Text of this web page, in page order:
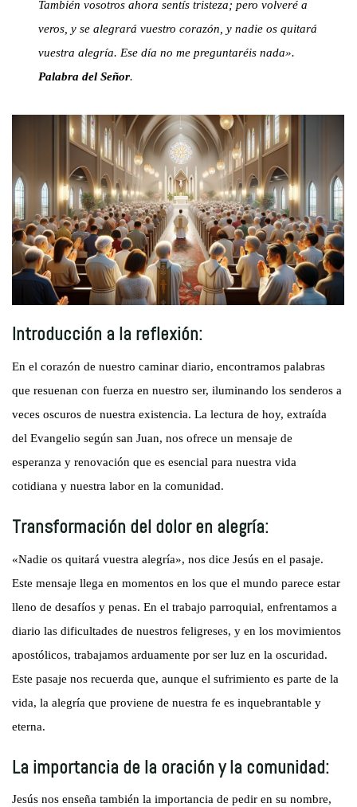
También vosotros ahora sentís tristeza; pero volveré a
veros, y se alegrará vuestro corazón, y nadie os quitará
vuestra alegría. Ese día no me preguntaréis nada».
Palabra del Señor.
Introducción a la reflexión:
En el corazón de nuestro caminar diario, encontramos palabras
que resuenan con fuerza en nuestro ser, iluminando los senderos a
veces oscuros de nuestra existencia. La lectura de hoy, extraída
del Evangelio según san Juan, nos ofrece un mensaje de
esperanza y renovación que es esencial para nuestra vida
cotidiana y nuestra labor en la comunidad.
Transformación del dolor en alegría:
«Nadie os quitará vuestra alegría», nos dice Jesús en el pasaje.
Este mensaje llega en momentos en los que el mundo parece estar
lleno de desafíos y penas. En el trabajo parroquial, enfrentamos a
diario las dificultades de nuestros feligreses, y en los movimientos
apostólicos, trabajamos arduamente por ser luz en la oscuridad.
Este pasaje nos recuerda que, aunque el sufrimiento es parte de la
vida, la alegría que proviene de nuestra fe es inquebrantable y
eterna.
La importancia de la oración y la comunidad:
Jesús nos enseña también la importancia de pedir en su nombre,